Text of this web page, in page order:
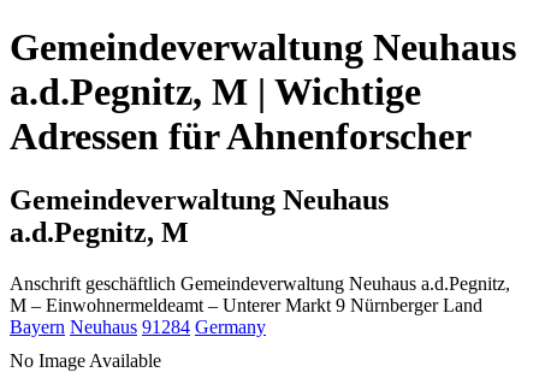
Gemeindeverwaltung Neuhaus
a.d.Pegnitz, M | Wichtige
Adressen für Ahnenforscher
Gemeindeverwaltung Neuhaus
a.d.Pegnitz, M
Anschrift geschäftlich Gemeindeverwaltung Neuhaus a.d.Pegnitz,
M – Einwohnermeldeamt – Unterer Markt 9 Nürnberger Land
Bayern Neuhaus 91284 Germany
No Image Available